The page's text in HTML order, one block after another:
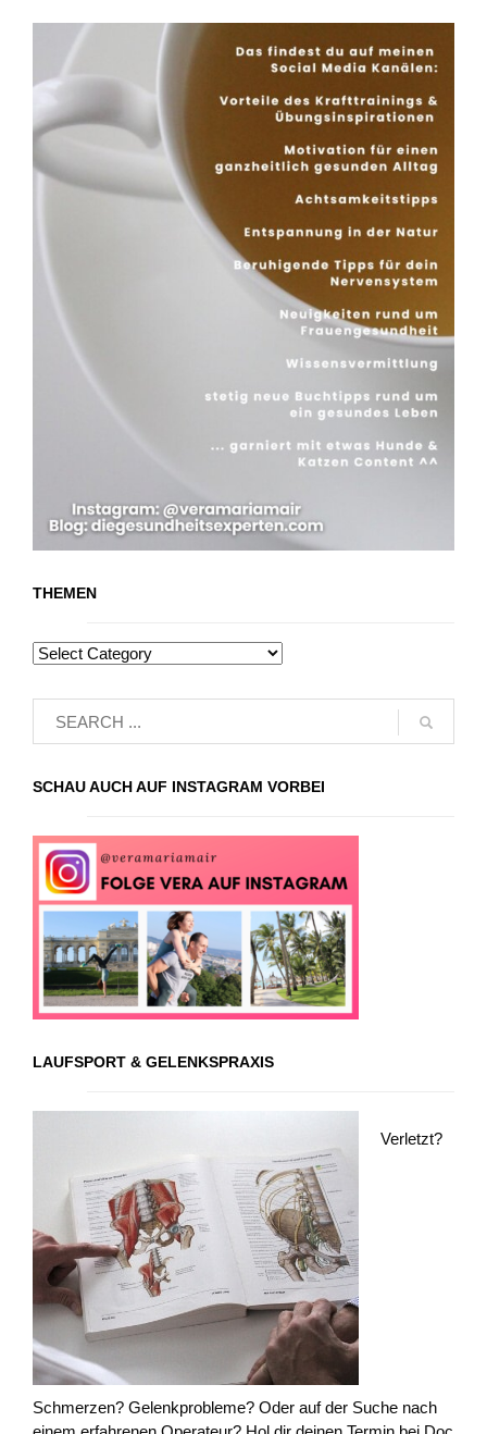
THEMEN
SCHAU AUCH AUF INSTAGRAM VORBEI
LAUFSPORT & GELENKSPRAXIS
Verletzt?
Schmerzen? Gelenkprobleme? Oder auf der Suche nach